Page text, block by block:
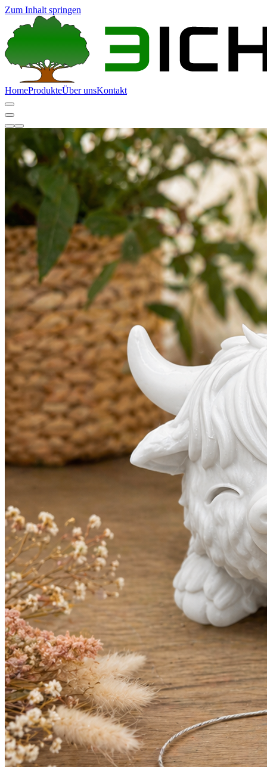
Zum Inhalt springen
HomeProdukteÜber unsKontakt